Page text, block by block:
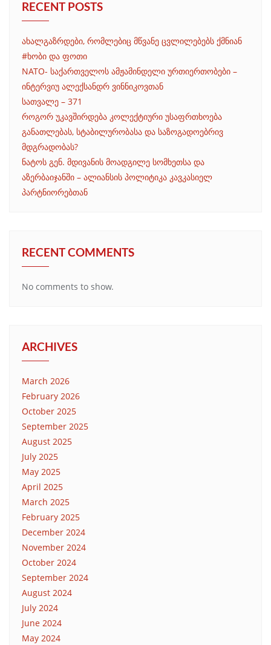
RECENT POSTS
ახალგაზრდები, რომლებიც მწვანე ცვლილებებს ქმნიან
#ხობი და ფოთი
NATO- საქართველოს ამჟამინდელი ურთიერთობები –
ინტერვიუ ალექსანდრ ვინნიკოვთან
სათვალე – 371
როგორ უკავშირდება კოლექტიური უსაფრთხოება
განათლებას, სტაბილურობასა და საზოგადოებრივ
მდგრადობას?
ნატოს გენ. მდივანის მოადგილე სომხეთსა და
აზერბაიჯანში – ალიანსის პოლიტიკა კავკასიელ
პარტნიორებთან
RECENT COMMENTS
No comments to show.
ARCHIVES
March 2026
February 2026
October 2025
September 2025
August 2025
July 2025
May 2025
April 2025
March 2025
February 2025
December 2024
November 2024
October 2024
September 2024
August 2024
July 2024
June 2024
May 2024